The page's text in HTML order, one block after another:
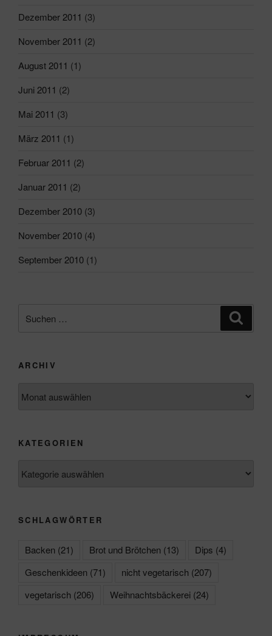
Dezember 2011 (3)
November 2011 (2)
August 2011 (1)
Juni 2011 (2)
Mai 2011 (3)
März 2011 (1)
Februar 2011 (2)
Januar 2011 (2)
Dezember 2010 (3)
November 2010 (4)
September 2010 (1)
nach:
ARCHIV
KATEGORIEN
SCHLAGWÖRTER
Backen (21) Brot und Brötchen (13) Dips (4)
Geschenkideen (71) nicht vegetarisch (207)
vegetarisch (206) Weihnachtsbäckerei (24)